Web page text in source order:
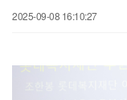
2025-09-08 16:10:27